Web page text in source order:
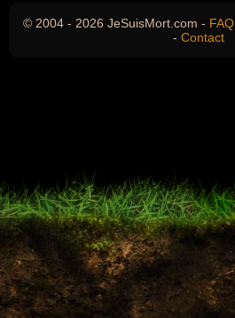
© 2004 - 2026 JeSuisMort.com - FAQ
- Contact